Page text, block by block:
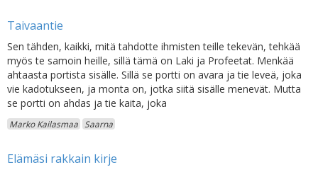
Taivaantie
Sen tähden, kaikki, mitä tahdotte ihmisten teille tekevän, tehkää
myös te samoin heille, sillä tämä on Laki ja Profeetat. Menkää
ahtaasta portista sisälle. Sillä se portti on avara ja tie leveä, joka
vie kadotukseen, ja monta on, jotka siitä sisälle menevät. Mutta
se portti on ahdas ja tie kaita, joka
Marko Kailasmaa Saarna
Elämäsi rakkain kirje